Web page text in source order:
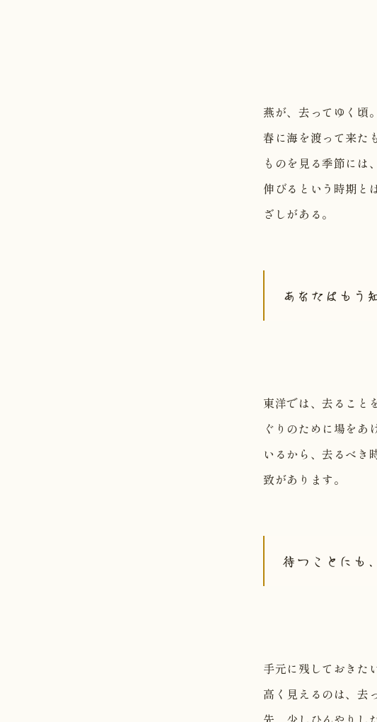
燕が、去ってゆく頃。
春に海を渡って来た
ものを見る季節には
伸びるという時期と
ざしがある。
あなたはもう
東洋では、去ること
ぐりのために場をあ
いるから、去るべき
致があります。
待つことにも
手元に残しておきた
高く見えるのは、去